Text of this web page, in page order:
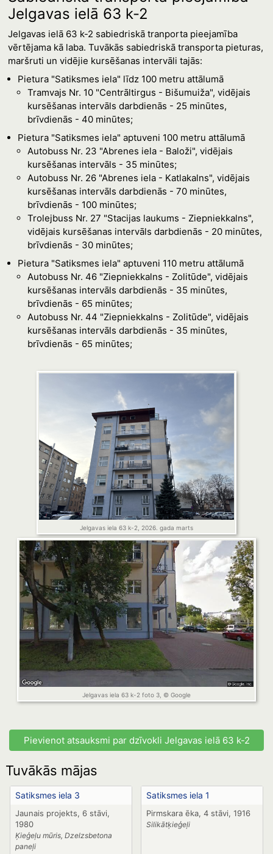
Jelgavas ielā 63 k-2
Jelgavas ielā 63 k-2 sabiedriskā tranporta pieejamība
vērtējama kā laba. Tuvākās sabiedriskā transporta pieturas,
maršruti un vidējie kursēšanas intervāli tajās:
Pietura "Satiksmes iela" līdz 100 metru attālumā
Tramvajs Nr. 10 "Centrāltirgus - Bišumuiža", vidējais
kursēšanas intervāls darbdienās - 25 minūtes,
brīvdienās - 40 minūtes;
Pietura "Satiksmes iela" aptuveni 100 metru attālumā
Autobuss Nr. 23 "Abrenes iela - Baloži", vidējais
kursēšanas intervāls - 35 minūtes;
Autobuss Nr. 26 "Abrenes iela - Katlakalns", vidējais
kursēšanas intervāls darbdienās - 70 minūtes,
brīvdienās - 100 minūtes;
Trolejbuss Nr. 27 "Stacijas laukums - Ziepniekkalns",
vidējais kursēšanas intervāls darbdienās - 20 minūtes,
brīvdienās - 30 minūtes;
Pietura "Satiksmes iela" aptuveni 110 metru attālumā
Autobuss Nr. 46 "Ziepniekkalns - Zolitūde", vidējais
kursēšanas intervāls darbdienās - 35 minūtes,
brīvdienās - 65 minūtes;
Autobuss Nr. 44 "Ziepniekkalns - Zolitūde", vidējais
kursēšanas intervāls darbdienās - 35 minūtes,
brīvdienās - 65 minūtes;
Jelgavas iela 63 k-2, 2026. gada marts
Jelgavas iela 63 k-2 foto 3, © Google
Pievienot atsauksmi par dzīvokli Jelgavas ielā 63 k-2
Tuvākās mājas
Satiksmes iela 3
Jaunais projekts, 6 stāvi,
1980
Ķieģeļu mūris, Dzelzsbetona
paneļi
Satiksmes iela 1
Pirmskara ēka, 4 stāvi, 1916
Silikātķieģeļi